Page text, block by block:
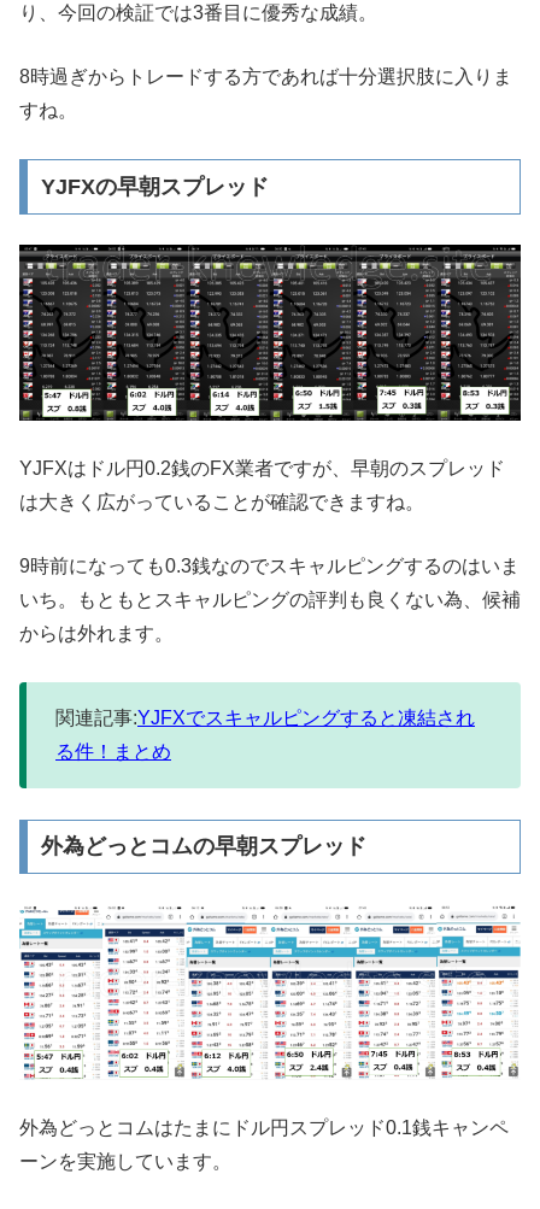
り、今回の検証では3番目に優秀な成績。
8時過ぎからトレードする方であれば十分選択肢に入りま
すね。
YJFXの早朝スプレッド
YJFXはドル円0.2銭のFX業者ですが、早朝のスプレッド
は大きく広がっていることが確認できますね。
9時前になっても0.3銭なのでスキャルピングするのはいま
いち。もともとスキャルピングの評判も良くない為、候補
からは外れます。
関連記事:YJFXでスキャルピングすると凍結され
る件！まとめ
外為どっとコムの早朝スプレッド
外為どっとコムはたまにドル円スプレッド0.1銭キャンペ
ーンを実施しています。